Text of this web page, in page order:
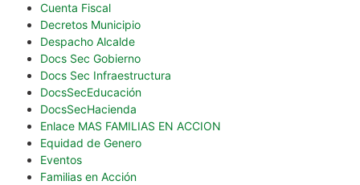
Cuenta Fiscal
Decretos Municipio
Despacho Alcalde
Docs Sec Gobierno
Docs Sec Infraestructura
DocsSecEducación
DocsSecHacienda
Enlace MAS FAMILIAS EN ACCION
Equidad de Genero
Eventos
Familias en Acción